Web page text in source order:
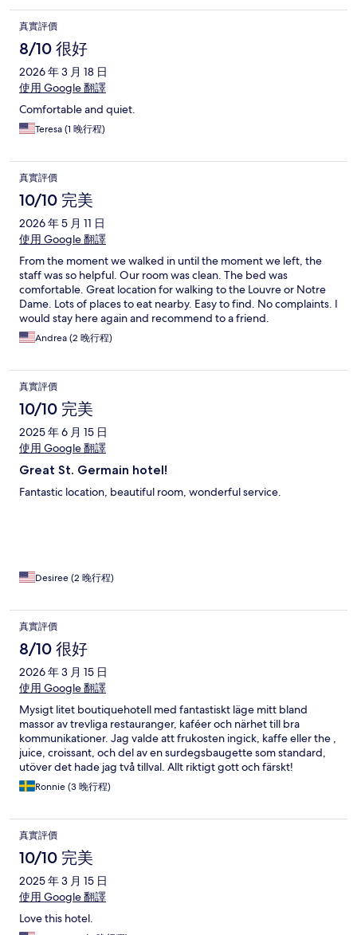
真實評價
8/10 很好
2026 年 3 月 18 日
使用 Google 翻譯
Comfortable and quiet.
Teresa (1 晚行程)
真實評價
10/10 完美
2026 年 5 月 11 日
使用 Google 翻譯
From the moment we walked in until the moment we left, the
staff was so helpful. Our room was clean. The bed was
comfortable. Great location for walking to the Louvre or Notre
Dame. Lots of places to eat nearby. Easy to find. No complaints. I
would stay here again and recommend to a friend.
Andrea (2 晚行程)
真實評價
10/10 完美
2025 年 6 月 15 日
使用 Google 翻譯
Great St. Germain hotel!
Fantastic location, beautiful room, wonderful service.
Desiree (2 晚行程)
真實評價
8/10 很好
2026 年 3 月 15 日
使用 Google 翻譯
Mysigt litet boutiquehotell med fantastiskt läge mitt bland
massor av trevliga restauranger, kaféer och närhet till bra
kommunikationer. Jag valde att frukosten ingick, kaffe eller the ,
juice, croissant, och del av en surdegsbaugette som standard,
utöver det hade jag två tillval. Allt riktigt gott och färskt!
Ronnie (3 晚行程)
真實評價
10/10 完美
2025 年 3 月 15 日
使用 Google 翻譯
Love this hotel.